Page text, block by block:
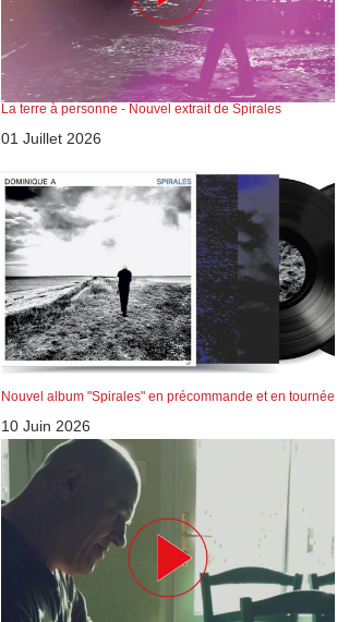
La terre à personne - Nouvel extrait de Spirales
01 Juillet 2026
Nouvel album "Spirales" en précommande et en tournée
10 Juin 2026